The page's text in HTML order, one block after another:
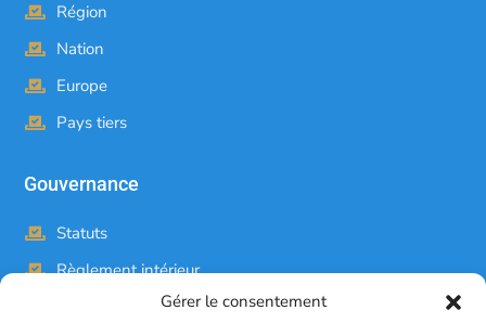
Gérer le consentement
Région
Nation
Europe
Pays tiers
Gouvernance
Statuts
Règlement intérieur